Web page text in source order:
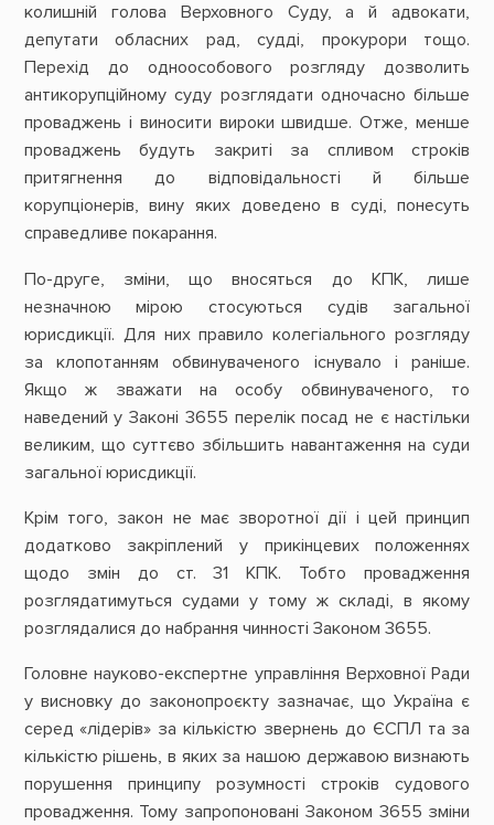
колишній голова Верховного Суду, а й адвокати,
депутати обласних рад, судді, прокурори тощо.
Перехід до одноособового розгляду дозволить
антикорупційному суду розглядати одночасно більше
проваджень і виносити вироки швидше. Отже, менше
проваджень будуть закриті за спливом строків
притягнення до відповідальності й більше
корупціонерів, вину яких доведено в суді, понесуть
справедливе покарання.
По-друге, зміни, що вносяться до КПК, лише
незначною мірою стосуються судів загальної
юрисдикції. Для них правило колегіального розгляду
за клопотанням обвинуваченого існувало і раніше.
Якщо ж зважати на особу обвинуваченого, то
наведений у Законі 3655 перелік посад не є настільки
великим, що суттєво збільшить навантаження на суди
загальної юрисдикції.
Крім того, закон не має зворотної дії і цей принцип
додатково закріплений у прикінцевих положеннях
щодо змін до ст. 31 КПК. Тобто провадження
розглядатимуться судами у тому ж складі, в якому
розглядалися до набрання чинності Законом 3655.
Головне науково-експертне управління Верховної Ради
у висновку до законопроєкту зазначає, що Україна є
серед «лідерів» за кількістю звернень до ЄСПЛ та за
кількістю рішень, в яких за нашою державою визнають
порушення принципу розумності строків судового
провадження. Тому запропоновані Законом 3655 зміни